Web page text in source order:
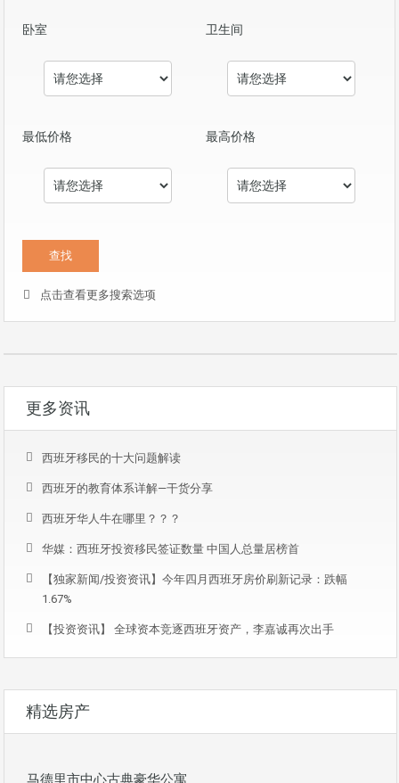
卧室 卫生间
最低价格 最高价格
点击查看更多搜索选项
更多资讯
西班牙移民的十大问题解读
西班牙的教育体系详解—干货分享
西班牙华人牛在哪里？？？
华媒：西班牙投资移民签证数量 中国人总量居榜首
【独家新闻/投资资讯】今年四月西班牙房价刷新记录：跌幅
1.67%
【投资资讯】 全球资本竞逐西班牙资产，李嘉诚再次出手
精选房产
马德里市中心古典豪华公寓